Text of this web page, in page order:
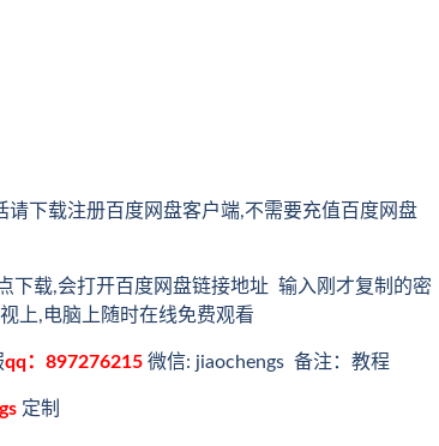
下载注册百度网盘客户端,不需要充值百度网盘
下载,会打开百度网盘链接地址 输入刚才复制的密
上,电脑上随时在线免费观看
qq：897276215 微信: jiaochengs 备注：教程
定制